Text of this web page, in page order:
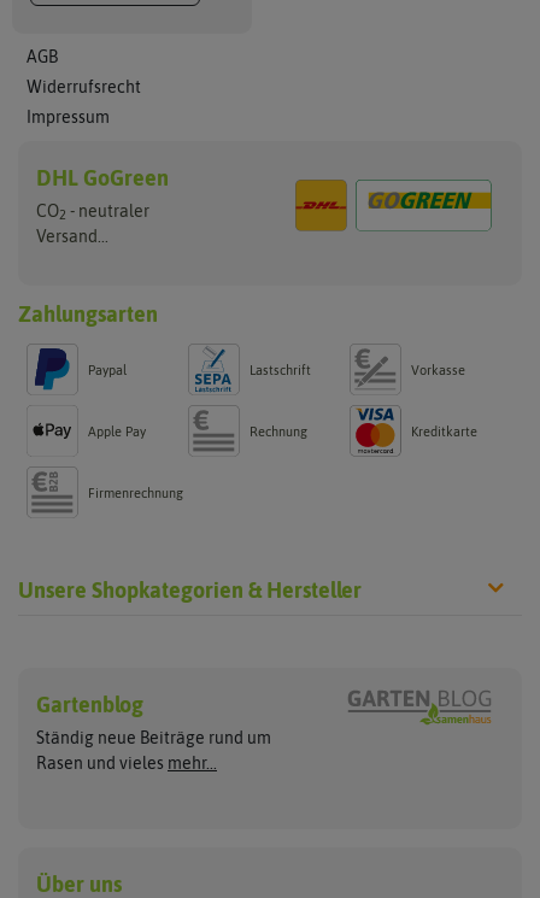
AGB
Widerrufsrecht
Impressum
DHL GoGreen
CO2 - neutraler
Versand...
Zahlungsarten
Paypal Lastschrift Vorkasse
Apple Pay Rechnung Kreditkarte
Firmenrechnung
Unsere Shopkategorien & Hersteller
Sport- und Spielrasen
Zierrasen
Tierrasen
Rasennachsaat
ASB Greenworld
Compo
Pegasus Dream Gardens
Greenfield
Gartenblog
Ständig neue Beiträge rund um
Rasen und vieles mehr...
Über uns